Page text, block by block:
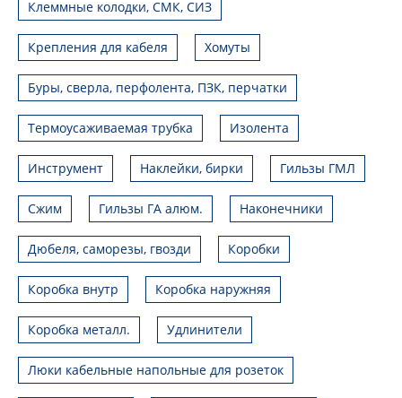
Клеммные колодки, СМК, СИЗ
Крепления для кабеля Хомуты
Буры, сверла, перфолента, ПЗК, перчатки
Термоусаживаемая трубка Изолента
Инструмент Наклейки, бирки Гильзы ГМЛ
Сжим Гильзы ГА алюм. Наконечники
Дюбеля, саморезы, гвозди Коробки
Коробка внутр Коробка наружняя
Коробка металл. Удлинители
Люки кабельные напольные для розеток